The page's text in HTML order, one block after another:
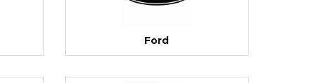
Ford